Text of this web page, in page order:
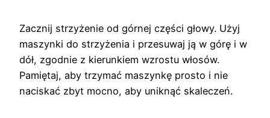
Zacznij strzyżenie od górnej części głowy. Użyj
maszynki do strzyżenia i przesuwaj ją w górę i w
dół, zgodnie z kierunkiem wzrostu włosów.
Pamiętaj, aby trzymać maszynkę prosto i nie
naciskać zbyt mocno, aby uniknąć skaleczeń.